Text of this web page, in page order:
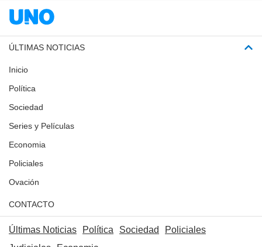
ÚLTIMAS NOTICIAS
Inicio
Política
Sociedad
Series y Películas
Economia
Policiales
Ovación
CONTACTO
Últimas Noticias Política Sociedad
Policiales